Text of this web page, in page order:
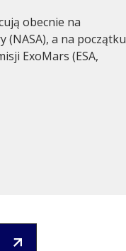
obecnie na
(NASA), a na początku
ExoMars (ESA,